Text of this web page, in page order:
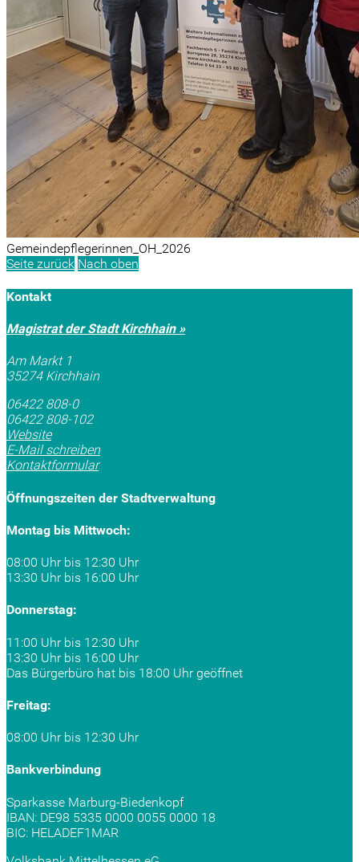
Gemeindepflegerinnen_OH_2026
Seite zurück Nach oben
Kontakt
Magistrat der Stadt Kirchhain »
Am Markt 1
35274 Kirchhain
06422 808-0
06422 808-102
Website
E-Mail schreiben
Kontaktformular
Öffnungszeiten der Stadtverwaltung
Montag bis Mittwoch:
08:00 Uhr bis 12:30 Uhr
13:30 Uhr bis 16:00 Uhr
Donnerstag:
11:00 Uhr bis 12:30 Uhr
13:30 Uhr bis 16:00 Uhr
Das Bürgerbüro hat bis 18:00 Uhr geöffnet
Freitag:
08:00 Uhr bis 12:30 Uhr
Bankverbindung
Sparkasse Marburg-Biedenkopf
IBAN: DE98 5335 0000 0055 0000 18
BIC: HELADEF1MAR